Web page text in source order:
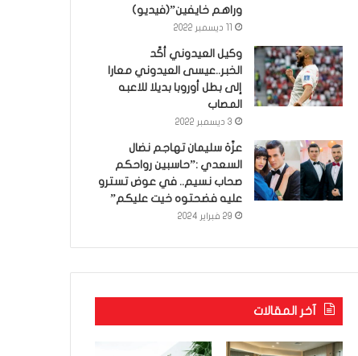
وراهم خايفين”(فيديو)
وكيل العيدوني أكّد
الخبر..عيسى العيدوني معارا
إلى بطل أوروبا بديلا للاعبه
المصاب
3 ديسمبر 2022
عزّة سليمان تهاجم نضال
السعدي :”حاسبين رواحكم
صحاب نسيم.. في عوض تسترو
عليه فضحتوه خيت عليكم”
29 فبراير 2024
آخر المقالات